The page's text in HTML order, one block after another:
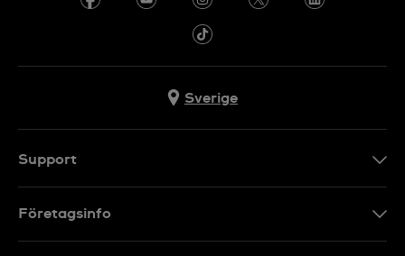
Sverige
Support
Företagsinfo